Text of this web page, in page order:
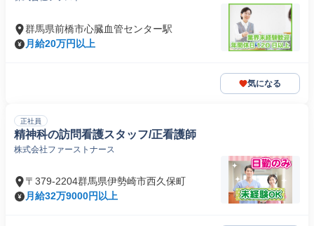
群馬県前橋市心臓血管センター駅
月給20万円以上
気になる
正社員
精神科の訪問看護スタッフ/正看護師
株式会社ファーストナース
〒379-2204群馬県伊勢崎市西久保町
月給32万9000円以上